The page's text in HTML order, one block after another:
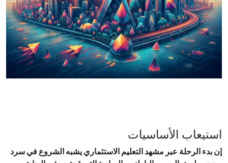
استيعاب الأساسيات
إن بدء الرحلة عبر مشهد التعليم الاستثماري يشبه الشروع في سرد